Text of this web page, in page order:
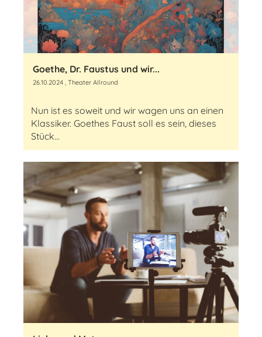
Goethe, Dr. Faustus und wir...
26.10.2024 , Theater Allround
Nun ist es soweit und wir wagen uns an einen
Klassiker. Goethes Faust soll es sein, dieses
Stück...